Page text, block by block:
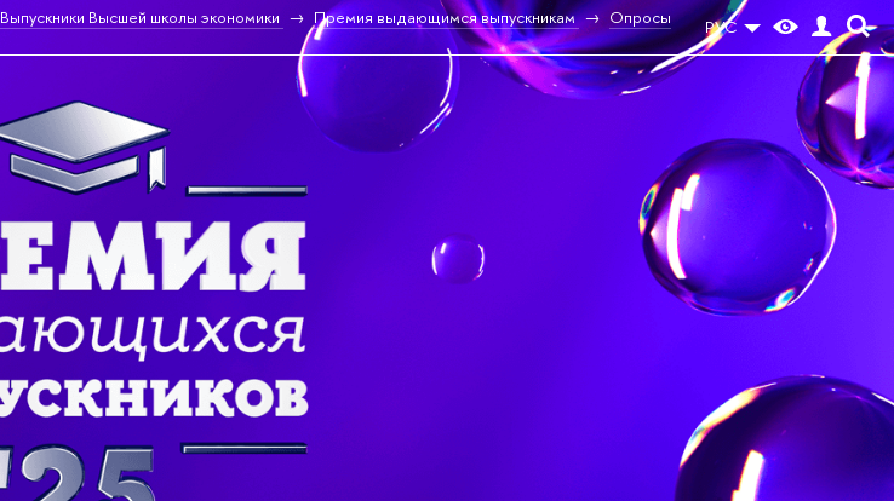
РУС
ыпускники Высшей школы экономики Премия выдающимся выпускникам
Опросы